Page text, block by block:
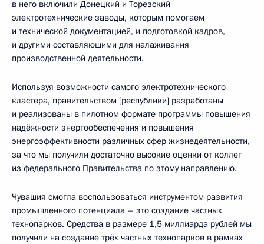
в него включили Донецкий и Торезский
электротехнические заводы, которым помогаем
и технической документацией, и подготовкой кадров,
и другими составляющими для налаживания
производственной деятельности.
Используя возможности самого электротехнического
кластера, правительством [республики] разработаны
и реализованы в пилотном формате программы повышения
надёжности энергообеспечения и повышения
энергоэффективности различных сфер жизнедеятельности,
за что мы получили достаточно высокие оценки от коллег
из федерального Правительства по этому направлению.
Чувашия смогла воспользоваться инструментом развития
промышленного потенциала – это создание частных
технопарков. Средства в размере 1,5 миллиарда рублей мы
получили на создание трёх частных технопарков в рамках